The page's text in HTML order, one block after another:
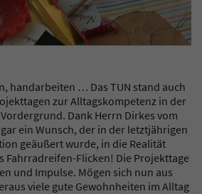
handarbeiten … Das TUN stand auch
zur Alltagskompetenz in der
Dank Herrn Dirkes vom
ein Wunsch, der in der letztjährigen
geäußert wurde, in die Realität
Fahrradreifen-Flicken! Die Projekttage
und Impulse. Mögen sich nun aus
viele gute Gewohnheiten im Alltag